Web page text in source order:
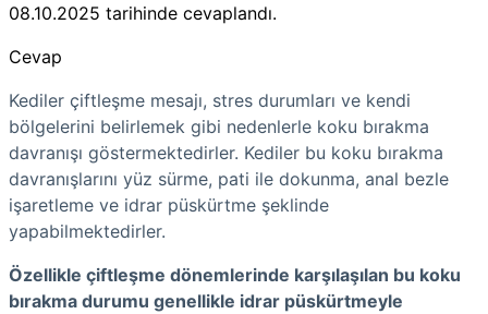
08.10.2025 tarihinde cevaplandı.
Cevap
Kediler çiftleşme mesajı, stres durumları ve kendi
bölgelerini belirlemek gibi nedenlerle koku bırakma
davranışı göstermektedirler. Kediler bu koku bırakma
davranışlarını yüz sürme, pati ile dokunma, anal bezle
işaretleme ve idrar püskürtme şeklinde
yapabilmektedirler.
Özellikle çiftleşme dönemlerinde karşılaşılan bu koku
bırakma durumu genellikle idrar püskürtmeyle